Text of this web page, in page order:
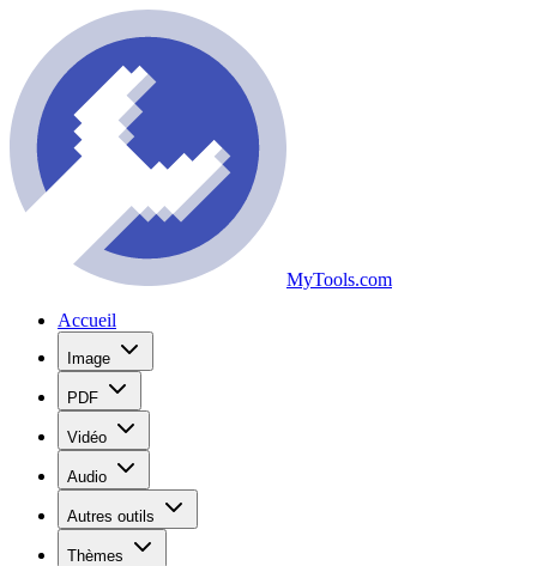
MyTools.com
Accueil
Image
PDF
Vidéo
Audio
Autres outils
Thèmes